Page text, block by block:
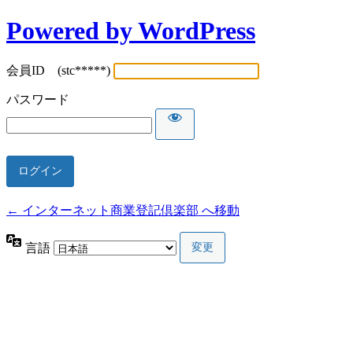
Powered by WordPress
会員ID (stc*****)
パスワード
← インターネット商業登記倶楽部 へ移動
言語